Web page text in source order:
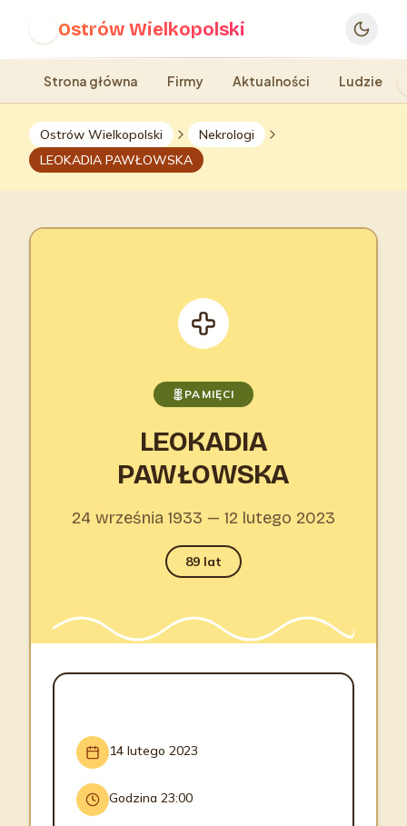
Ostrów Wielkopolski
Strona główna Firmy Aktualności Ludzie
Ostrów Wielkopolski
Nekrologi
LEOKADIA PAWŁOWSKA
PAMIĘCI
LEOKADIA
PAWŁOWSKA
24 września 1933 — 12 lutego 2023
89 lat
14 lutego 2023
Godzina 23:00